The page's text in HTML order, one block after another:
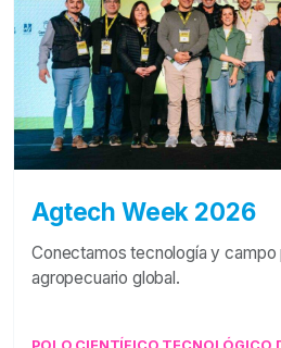
Agtech Week 2026
Conectamos tecnología y campo
agropecuario global.